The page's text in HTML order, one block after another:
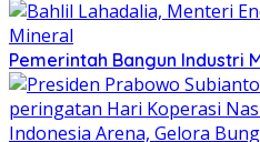
Pemerintah Bangun Industri